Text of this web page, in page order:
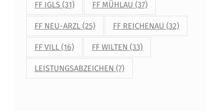
FF IGLS (31) FF MÜHLAU (37)
FF NEU-ARZL(25) FF REICHENAU (32)
FF VILL(16) FF WILTEN (33)
LEISTUNGSABZEICHEN (7)